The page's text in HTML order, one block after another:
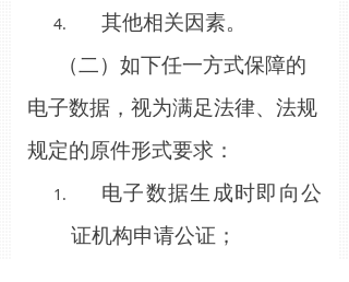
其他相关因素。
（二）如下任一方式保障的
电子数据，视为满足法律、法规
规定的原件形式要求：
电子数据生成时即向公
证机构申请公证；